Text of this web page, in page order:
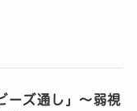
ーズ通し」〜弱視